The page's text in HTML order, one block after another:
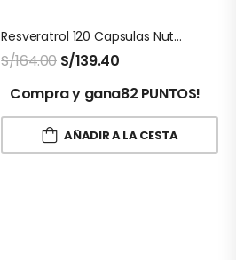
Resveratrol 120 Capsulas Nutricost
S/164.00 S/139.40
Compra y gana82 PUNTOS!
AÑADIR A LA CESTA